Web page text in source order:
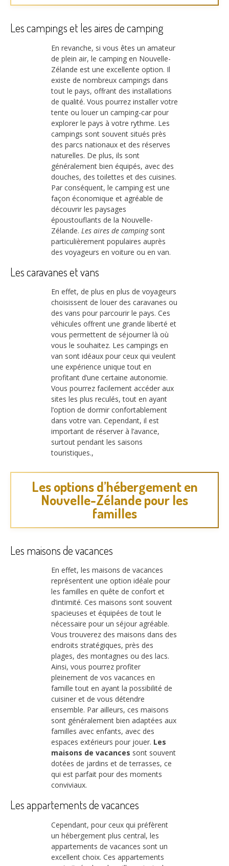
Les campings et les aires de camping
En revanche, si vous êtes un amateur
de plein air, le camping en Nouvelle-
Zélande est une excellente option. Il
existe de nombreux campings dans
tout le pays, offrant des installations
de qualité. Vous pourrez installer votre
tente ou louer un camping-car pour
explorer le pays à votre rythme. Les
campings sont souvent situés près
des parcs nationaux et des réserves
naturelles. De plus, ils sont
généralement bien équipés, avec des
douches, des toilettes et des cuisines.
Par conséquent, le camping est une
façon économique et agréable de
découvrir les paysages
époustouflants de la Nouvelle-
Zélande. Les aires de campingsont
particulièrement populaires auprès
des voyageurs en voiture ou en van.
Les caravanes et vans
En effet, de plus en plus de voyageurs
choisissent de louer des caravanes ou
des vans pour parcourir le pays. Ces
véhicules offrent une grande liberté et
vous permettent de séjourner là où
vous le souhaitez. Les campings en
van sont idéaux pour ceux qui veulent
une expérience unique tout en
profitant d’une certaine autonomie.
Vous pourrez facilement accéder aux
sites les plus reculés, tout en ayant
l’option de dormir confortablement
dans votre van. Cependant, il est
important de réserver à l’avance,
surtout pendant les saisons
touristiques.,
Les options d’hébergement en
Nouvelle-Zélande pour les
familles
Les maisons de vacances
En effet, les maisons de vacances
représentent une option idéale pour
les familles en quête de confort et
d’intimité. Ces maisons sont souvent
spacieuses et équipées de tout le
nécessaire pour un séjour agréable.
Vous trouverez des maisons dans des
endroits stratégiques, près des
plages, des montagnes ou des lacs.
Ainsi, vous pourrez profiter
pleinement de vos vacances en
famille tout en ayant la possibilité de
cuisiner et de vous détendre
ensemble. Par ailleurs, ces maisons
sont généralement bien adaptées aux
familles avec enfants, avec des
espaces extérieurs pour jouer. Les
maisons de vacances sont souvent
dotées de jardins et de terrasses, ce
qui est parfait pour des moments
conviviaux.
Les appartements de vacances
Cependant, pour ceux qui préfèrent
un hébergement plus central, les
appartements de vacances sont un
excellent choix. Ces appartements